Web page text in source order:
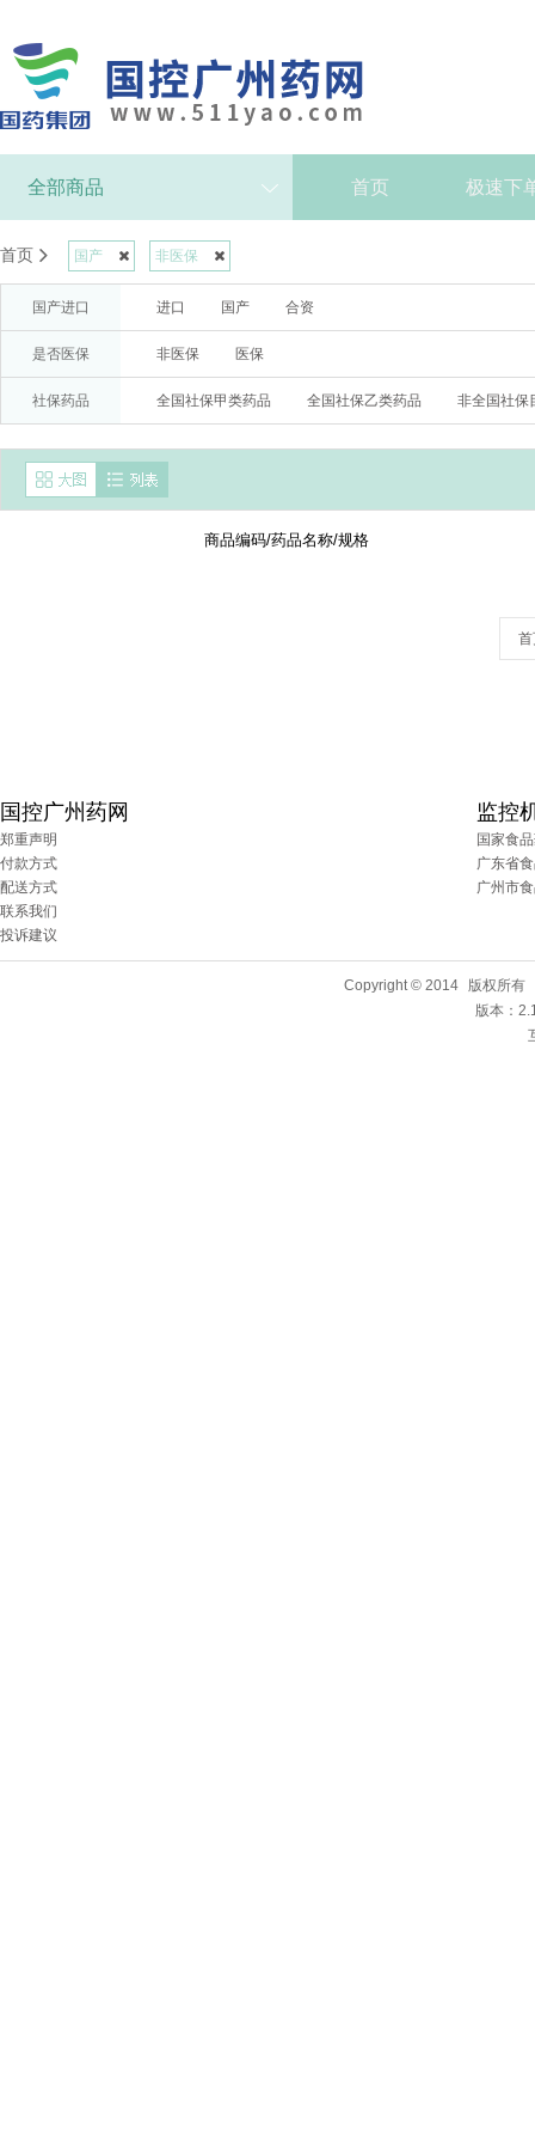
全部商品 首页 极速下
首页 国产 非医保
国产进口 进口 国产 合资
是否医保 非医保 医保
社保药品 全国社保甲类药品 全国社保乙类药品 非全国社保
商品编码/药品名称/规格
首
国控广州药网
郑重声明
付款方式
配送方式
联系我们
投诉建议
监控
国家食
广东省
广州市
Copyright © 2014 版权所有
版本：